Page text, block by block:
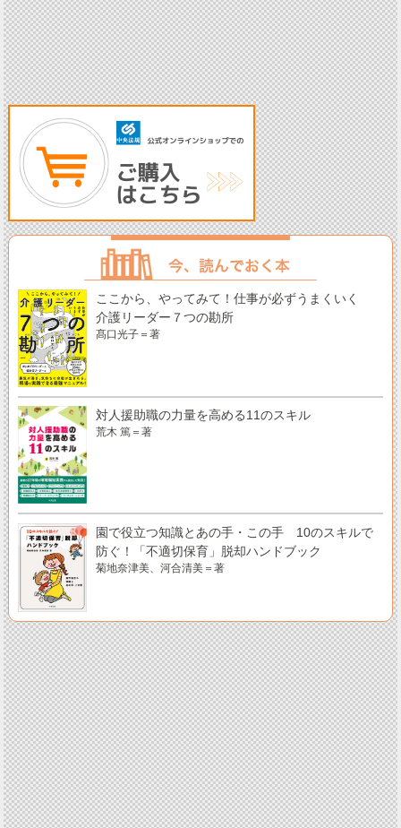
ここから、やってみて！仕事が必ずうまくいく
介護リーダー７つの勘所
髙口光子＝著
対人援助職の力量を高める11のスキル
荒木 篤＝著
園で役立つ知識とあの手・この手 10のスキルで
防ぐ！「不適切保育」脱却ハンドブック
菊地奈津美、河合清美＝著